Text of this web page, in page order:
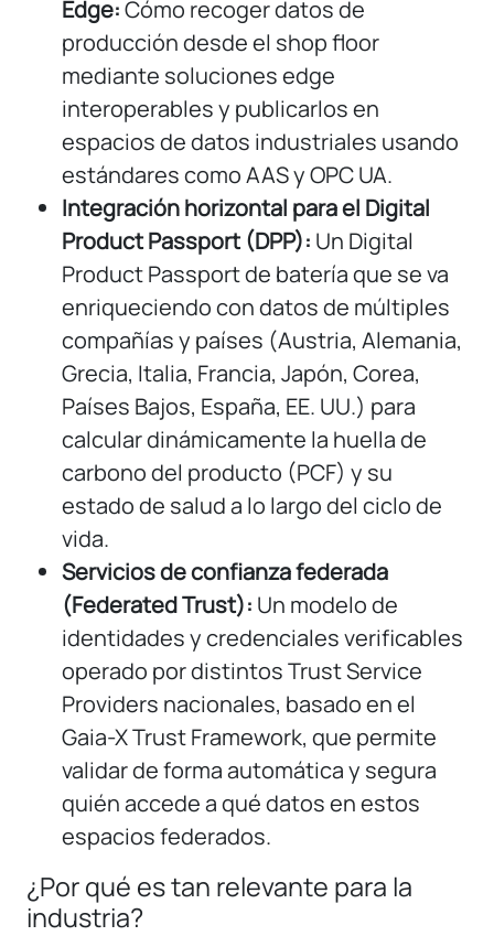
Edge:Cómo recoger datos de
producción desde el shop floor
mediante soluciones edge
interoperables y publicarlos en
espacios de datos industriales usando
estándares como AAS y OPC UA.
Integración horizontal para el Digital
Product Passport (DPP): Un Digital
Product Passport de batería que se va
enriqueciendo con datos de múltiples
compañías y países (Austria, Alemania,
Grecia, Italia, Francia, Japón, Corea,
Países Bajos, España, EE. UU.) para
calcular dinámicamente la huella de
carbono del producto (PCF) y su
estado de salud a lo largo del ciclo de
vida.
Servicios de confianza federada
(Federated Trust): Un modelo de
identidades y credenciales verificables
operado por distintos Trust Service
Providers nacionales, basado en el
Gaia-X Trust Framework, que permite
validar de forma automática y segura
quién accede a qué datos en estos
espacios federados.
¿Por qué es tan relevante para la
industria?